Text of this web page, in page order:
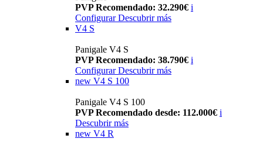
PVP Recomendado: 32.290€ i
Configurar Descubrir más
V4 S
Panigale V4 S
PVP Recomendado: 38.790€ i
Configurar Descubrir más
new V4 S 100
Panigale V4 S 100
PVP Recomendado desde: 112.000€ i
Descubrir más
new V4 R